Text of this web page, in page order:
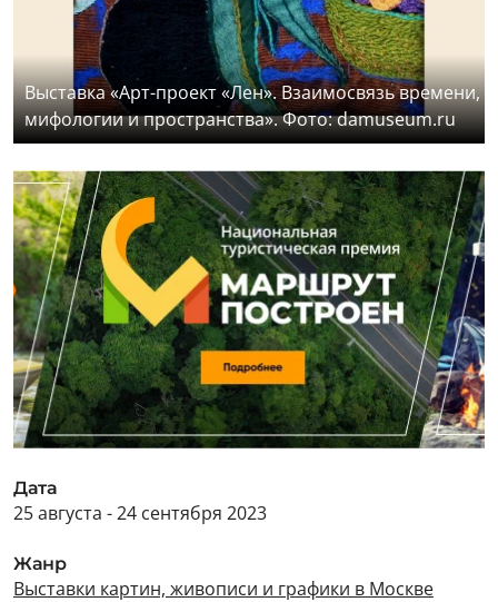
Выставка «Арт-проект «Лен». Взаимосвязь времени,
мифологии и пространства». Фото: damuseum.ru
Дата
25 августа - 24 сентября 2023
Жанр
Выставки картин, живописи и графики в Москве